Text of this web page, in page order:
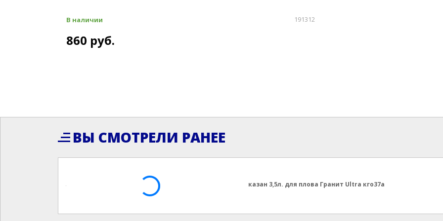
В наличии 191312
860 руб.
ВЫ СМОТРЕЛИ РАНЕЕ
казан 3,5л. для плова Гранит Ultra кго37а